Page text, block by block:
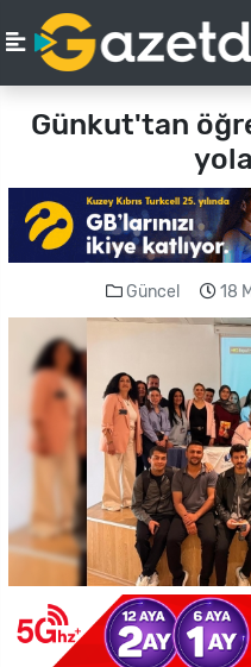
Günkut'tan
Güncel 18